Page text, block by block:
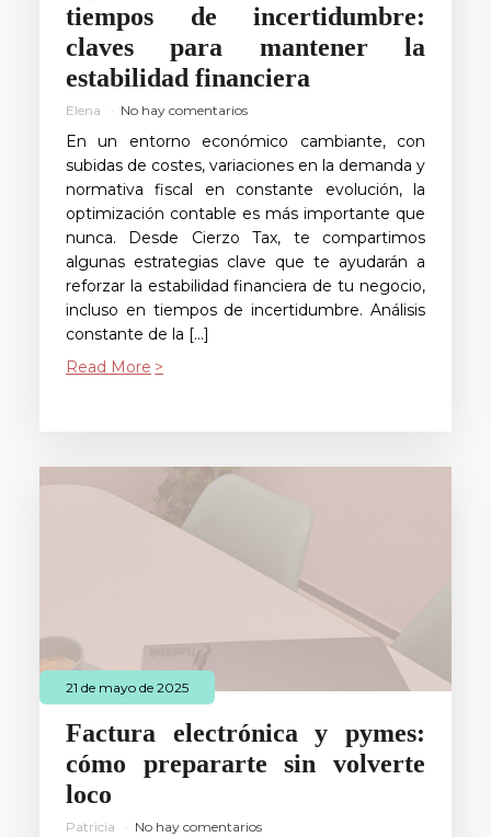
tiempos de incertidumbre:
claves para mantener la
estabilidad financiera
Elena No hay comentarios
En un entorno económico cambiante, con
subidas de costes, variaciones en la demanda y
normativa fiscal en constante evolución, la
optimización contable es más importante que
nunca. Desde Cierzo Tax, te compartimos
algunas estrategias clave que te ayudarán a
reforzar la estabilidad financiera de tu negocio,
incluso en tiempos de incertidumbre. Análisis
constante de la […]
Read More
21 de mayo de 2025
Factura electrónica y pymes:
cómo prepararte sin volverte
loco
Patricia No hay comentarios